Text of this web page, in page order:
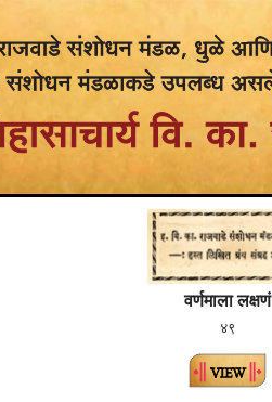
वर्णमाला लक्षणं
४९